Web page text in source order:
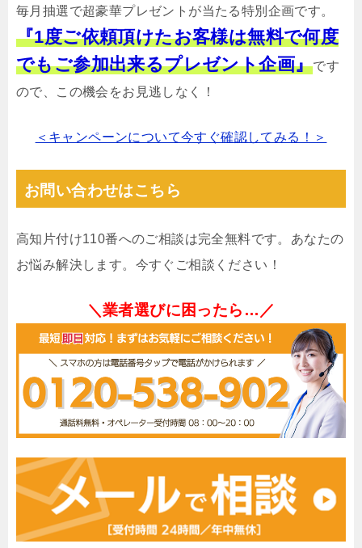
毎月抽選で超豪華プレゼントが当たる特別企画です。
『1度ご依頼頂けたお客様は無料で何度
でもご参加出来るプレゼント企画』です
ので、この機会をお見逃しなく！
＜キャンペーンについて今すぐ確認してみる！＞
お問い合わせはこちら
高知片付け110番へのご相談は完全無料です。あなたの
お悩み解決します。今すぐご相談ください！
＼業者選びに困ったら…／